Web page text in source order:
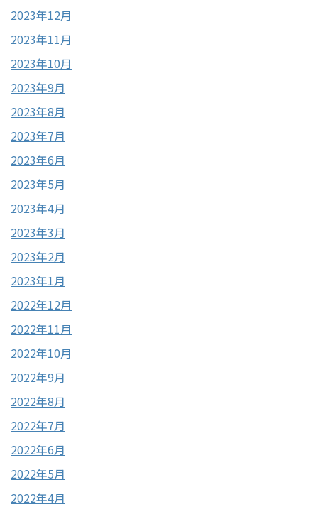
2023年12月
2023年11月
2023年10月
2023年9月
2023年8月
2023年7月
2023年6月
2023年5月
2023年4月
2023年3月
2023年2月
2023年1月
2022年12月
2022年11月
2022年10月
2022年9月
2022年8月
2022年7月
2022年6月
2022年5月
2022年4月